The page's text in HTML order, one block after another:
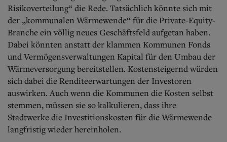
Risikoverteilung“ die Rede. Tatsächlich könnte sich mit
der „kommunalen Wärmewende“ für die Private-Equity-
Branche ein völlig neues Geschäftsfeld aufgetan haben.
Dabei könnten anstatt der klammen Kommunen Fonds
und Vermögensverwaltungen Kapital für den Umbau der
Wärmeversorgung bereitstellen. Kostensteigernd würden
sich dabei die Renditeerwartungen der Investoren
auswirken. Auch wenn die Kommunen die Kosten selbst
stemmen, müssen sie so kalkulieren, dass ihre
Stadtwerke die Investitionskosten für die Wärmewende
langfristig wieder hereinholen.